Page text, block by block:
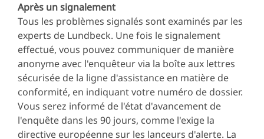
Après un signalement
Tous les problèmes signalés sont examinés par les
experts de Lundbeck. Une fois le signalement
effectué, vous pouvez communiquer de manière
anonyme avec l'enquêteur via la boîte aux lettres
sécurisée de la ligne d'assistance en matière de
conformité, en indiquant votre numéro de dossier.
Vous serez informé de l'état d'avancement de
l'enquête dans les 90 jours, comme l'exige la
directive européenne sur les lanceurs d'alerte. La